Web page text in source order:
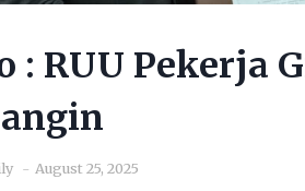
: RUU Pekerja
August 25, 2025